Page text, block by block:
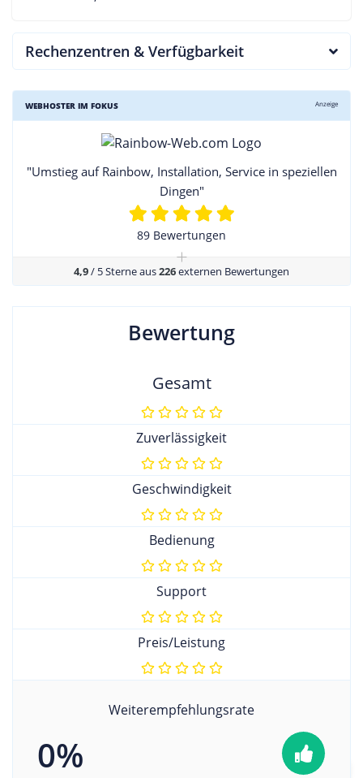
Rechenzentren & Verfügbarkeit
WEBHOSTER IM FOKUS Anzeige
"Umstieg auf Rainbow, Installation, Service in speziellen
Dingen"
89 Bewertungen
+
4,9/ 5 Sterne aus226externen Bewertungen
Bewertung
Gesamt
Zuverlässigkeit
Geschwindigkeit
Bedienung
Support
Preis/Leistung
Weiterempfehlungsrate
0%